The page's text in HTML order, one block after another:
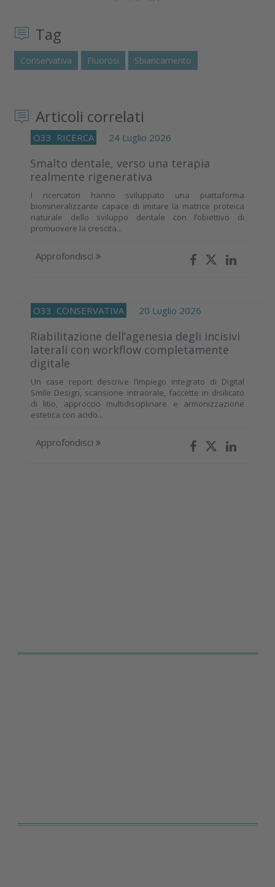
Tag
Conservativa Fluorosi Sbiancamento
Articoli correlati
O33 RICERCA 24 Luglio 2026
Smalto dentale, verso una terapia
realmente rigenerativa
I ricercatori hanno sviluppato una piattaforma
biomineralizzante capace di imitare la matrice proteica
naturale dello sviluppo dentale con l’obiettivo di
promuovere la crescita...
Approfondisci
O33 CONSERVATIVA 20 Luglio 2026
Riabilitazione dell’agenesia degli incisivi
laterali con workflow completamente
digitale
Un case report descrive l’impiego integrato di Digital
Smile Design, scansione intraorale, faccette in disilicato
di litio, approccio multidisciplinare e armonizzazione
estetica con acido...
Approfondisci